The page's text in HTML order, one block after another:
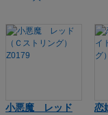
小悪魔 レッド
恋